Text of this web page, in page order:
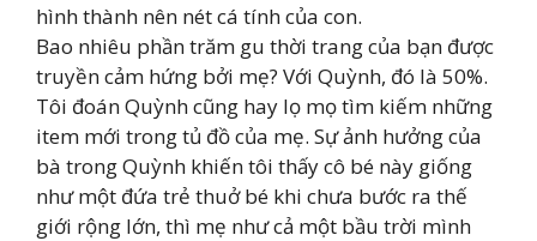
hình thành nên nét cá tính của con.
Bao nhiêu phần trăm gu thời trang của bạn được
truyền cảm hứng bởi mẹ? Với Quỳnh, đó là 50%.
Tôi đoán Quỳnh cũng hay lọ mọ tìm kiếm những
item mới trong tủ đồ của mẹ. Sự ảnh hưởng của
bà trong Quỳnh khiến tôi thấy cô bé này giống
như một đứa trẻ thuở bé khi chưa bước ra thế
giới rộng lớn, thì mẹ như cả một bầu trời mình